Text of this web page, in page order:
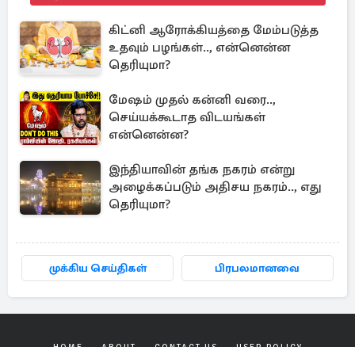
கிட்னி ஆரோக்கியத்தை மேம்படுத்த
உதவும் பழங்கள்.., என்னென்ன
தெரியுமா?
மேஷம் முதல் கன்னி வரை..,
செய்யக்கூடாத விடயங்கள்
என்னென்ன?
இந்தியாவின் தங்க நகரம் என்று
அழைக்கப்படும் அதிசய நகரம்.., எது
தெரியுமா?
முக்கிய செய்திகள் பிரபலமானவை